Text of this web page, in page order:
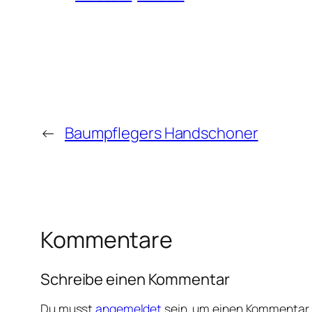
← Baumpflegers Handschoner
Kommentare
Schreibe einen Kommentar
Du musstangemeldet sein, um einen